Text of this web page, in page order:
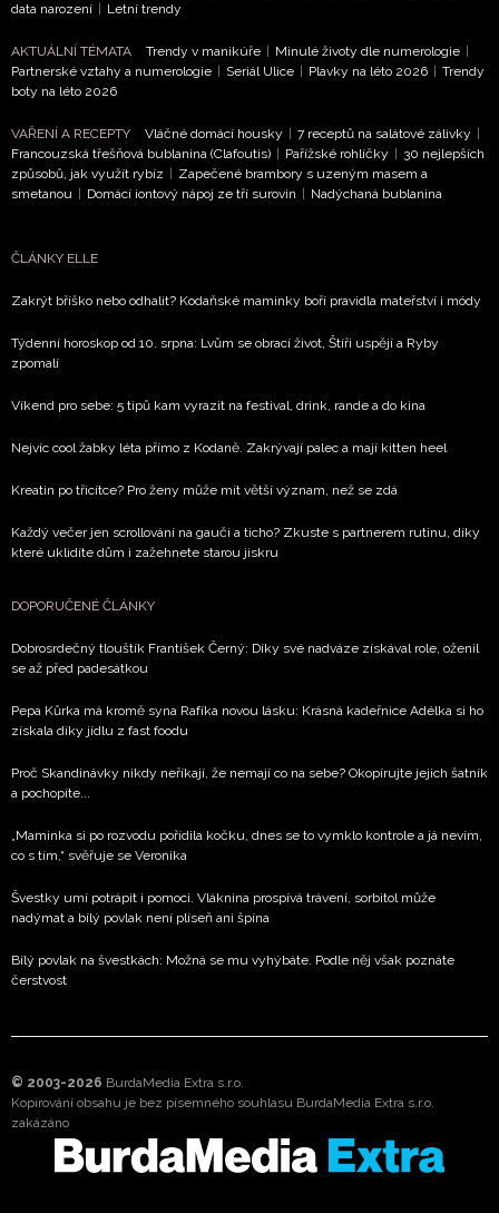
data narození
Letní trendy
AKTUÁLNÍ TÉMATA Trendy v manikúře Minulé životy dle numerologie
Partnerské vztahy a numerologie
Seriál Ulice Plavky na léto 2026
Trendy
boty na léto 2026
VAŘENÍ A RECEPTY Vláčné domácí housky 7 receptů na salátové zálivky
Francouzská třešňová bublanina (Clafoutis)
Pařížské rohlíčky
30 nejlepších
způsobů, jak využít rybíz
Zapečené brambory s uzeným masem a
smetanou
Domácí iontový nápoj ze tří surovin Nadýchaná bublanina
ČLÁNKY ELLE
Zakrýt bříško nebo odhalit? Kodaňské maminky boří pravidla mateřství i módy
Týdenní horoskop od 10. srpna: Lvům se obrací život, Štíři uspějí a Ryby
zpomalí
Víkend pro sebe: 5 tipů kam vyrazit na festival, drink, rande a do kina
Nejvíc cool žabky léta přímo z Kodaně. Zakrývají palec a mají kitten heel
Kreatin po třicítce? Pro ženy může mít větší význam, než se zdá
Každý večer jen scrollování na gauči a ticho? Zkuste s partnerem rutinu, díky
které uklidíte dům i zažehnete starou jiskru
DOPORUČENÉ ČLÁNKY
Dobrosrdečný tlouštík František Černý: Díky své nadváze získával role, oženil
se až před padesátkou
Pepa Kůrka má kromě syna Rafíka novou lásku: Krásná kadeřnice Adélka si ho
získala díky jídlu z fast foodu
Proč Skandinávky nikdy neříkají, že nemají co na sebe? Okopírujte jejich šatník
a pochopíte...
„Maminka si po rozvodu pořídila kočku, dnes se to vymklo kontrole a já nevím,
co s tím,“ svěřuje se Veronika
Švestky umí potrápit i pomoci. Vláknina prospívá trávení, sorbitol může
nadýmat a bílý povlak není plíseň ani špína
Bílý povlak na švestkách: Možná se mu vyhýbáte. Podle něj však poznáte
čerstvost
© 2003-2026 BurdaMedia Extra s.r.o.
Kopírování obsahu je bez písemného souhlasu BurdaMedia Extra s.r.o.
zakázáno